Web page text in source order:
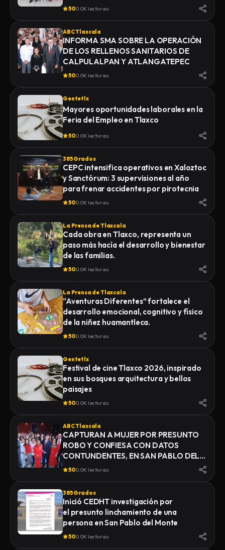
500.0K lecturas
ABC Tlaxcala
INFORMA SMA SOBRE LA OPERACIÓN
DE LOS RELLENOS SANITARIOS DE
CALPULALPAN Y ATLANGATEPEC
500.0K lecturas
Gentetlx
Mayores oportunidades laborales en la
Feria del Empleo en Tlaxco
500.0K lecturas
385 Grados
CEPC intensifica operativos en Xaloztoc
y Sanctórum: 3 supervisiones al año
para frenar accidentes por pirotecnia
500.0K lecturas
La Prensa de Tlaxcala
Cada obra en Tlaxco, representa un
paso más hacía el desarrollo y bienestar
de las familias.
500.0K lecturas
La Prensa de Tlaxcala
“Aventuras Diferentes” fortalece el
desarrollo emocional, cognitivo y físico
de la niñez huamantleca.
500.0K lecturas
Gentetlx
Festival de cine Tlaxco 2026, inspirado
en sus bosques arquitectura y bellos
paisajes
500.0K lecturas
ABC Tlaxcala
CAPTURAN A MUJER POR PRESUNTO
ROBO Y CONFIESA CON DATOS
CONTUNDENTES, EN SAN PABLO DEL
MONTE
500.0K lecturas
385 Grados
Inició CEDHT investigación por
el presunto linchamiento de una
500.0K lecturas